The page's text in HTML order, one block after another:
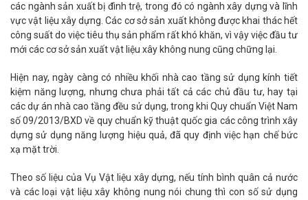
các ngành sản xuất bị đình trệ, trong đó có ngành xây dựng và lĩnh
vực vật liệu xây dựng. Các cơ sở sản xuất không được khai thác hết
công suất do việc tiêu thụ sản phẩm rất khó khăn, vì vậy việc đầu tư
mới các cơ sở sản xuất vật liệu xây không nung cũng chững lại.
Hiện nay, ngày càng có nhiều khối nhà cao tầng sử dụng kính tiết
kiệm năng lượng, nhưng chưa phải tất cả các chủ đầu tư, hay tại
các dự án nhà cao tầng đều sử dụng, trong khi Quy chuẩn Việt Nam
số 09/2013/BXD về quy chuẩn kỹ thuật quốc gia các công trình xây
dựng sử dụng năng lượng hiệu quả, đã quy định việc hạn chế bức
xạ mặt trời.
Theo số liệu của Vụ Vật liệu xây dựng, nếu tính bình quân cả nước
và các loại vật liệu xây không nung nói chung thì con số sử dụng